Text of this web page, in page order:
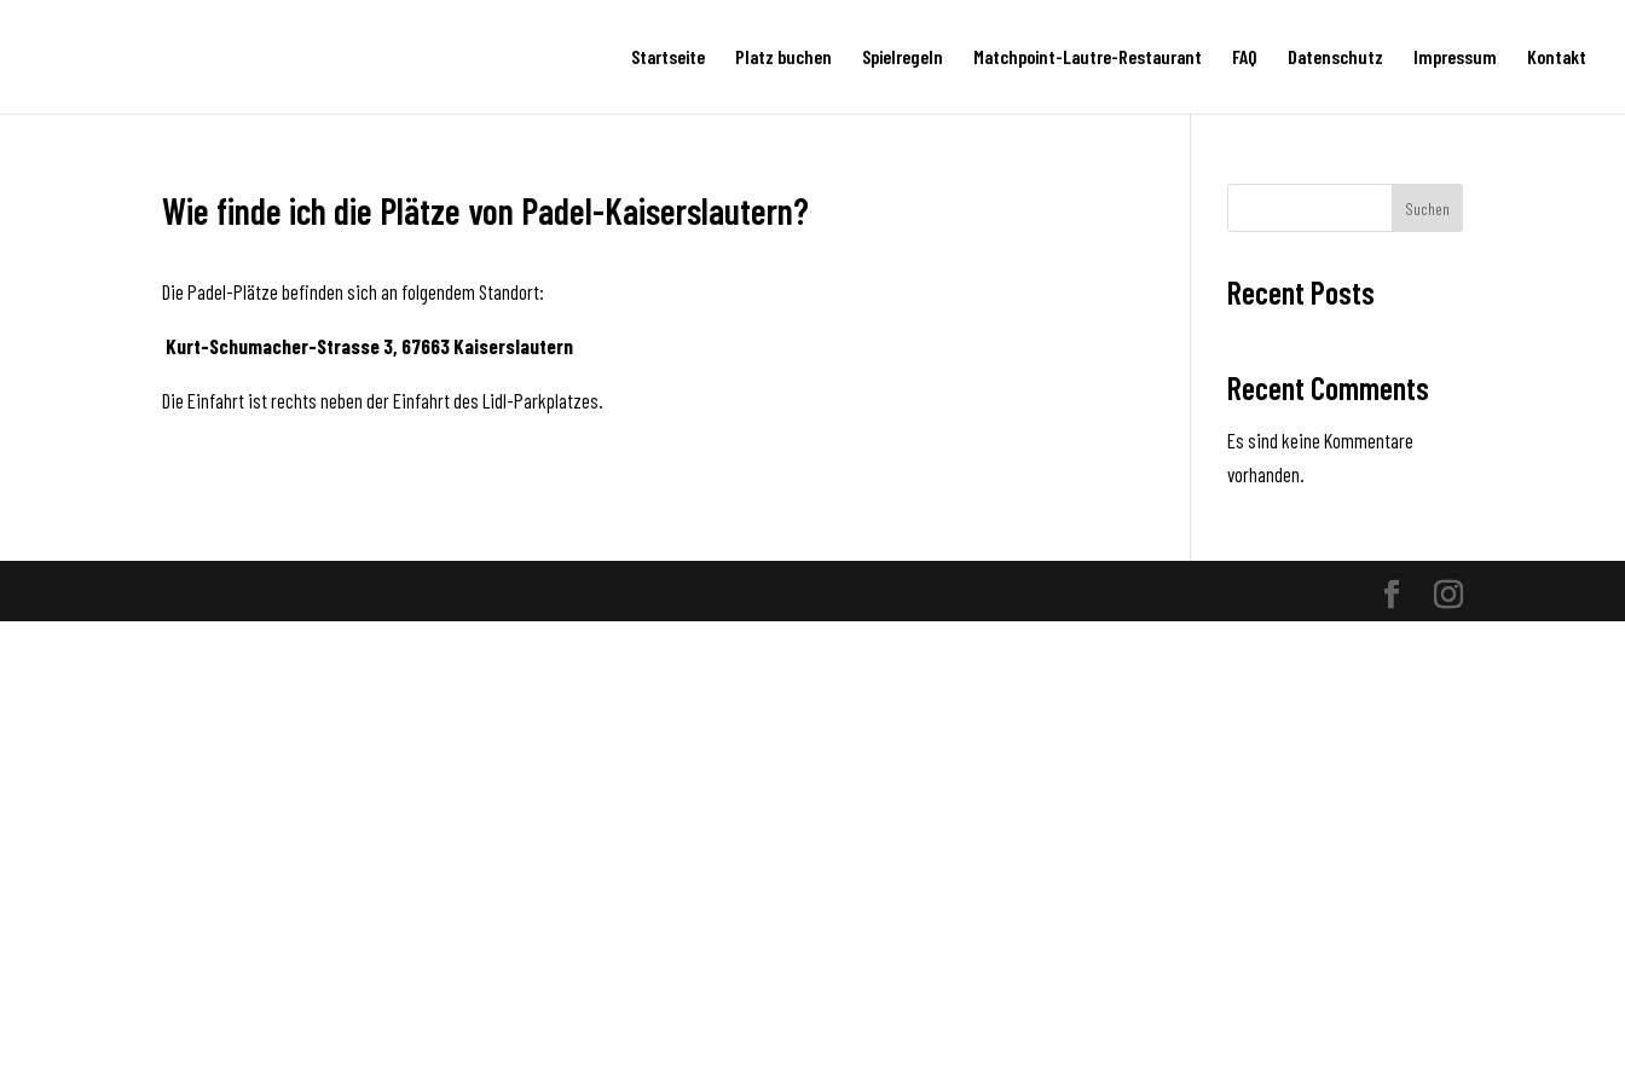
Startseite Platz buchen Spielregeln Matchpoint-Lautre-Restaurant FAQ Datenschutz Impressum Kontakt
Wie finde ich die Plätze von Padel-Kaiserslautern?
Die Padel-Plätze befinden sich an folgendem Standort:
Kurt-Schumacher-Strasse 3, 67663 Kaiserslautern
Die Einfahrt ist rechts neben der Einfahrt des Lidl-Parkplatzes.
Suchen
Recent Posts
Recent Comments
Es sind keine Kommentare
vorhanden.